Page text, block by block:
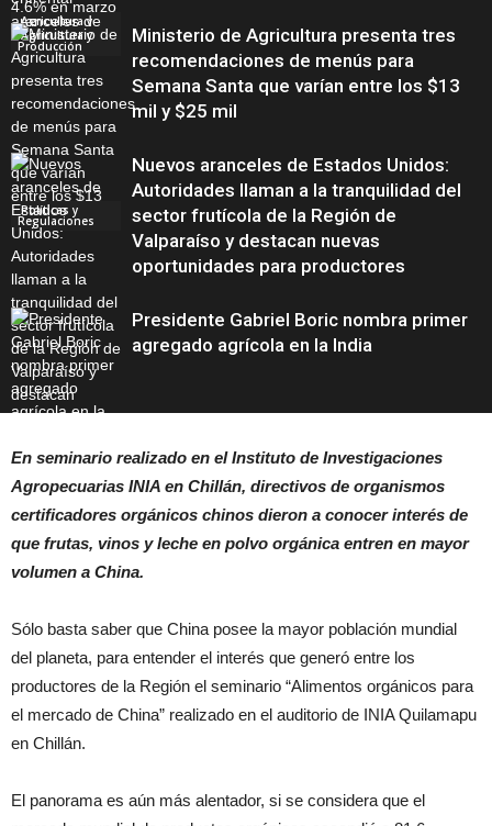
Agricultura y
Producción
Agricultura y
Producción
Políticas y
Regulaciones
Ministerio de Agricultura presenta tres
recomendaciones de menús para
Semana Santa que varían entre los $13
mil y $25 mil
Actualidad
Nuevos aranceles de Estados Unidos:
Autoridades llaman a la tranquilidad del
sector frutícola de la Región de
Valparaíso y destacan nuevas
oportunidades para productores
Presidente Gabriel Boric nombra primer
agregado agrícola en la India
En seminario realizado en el Instituto de Investigaciones
Agropecuarias INIA en Chillán, directivos de organismos
certificadores orgánicos chinos dieron a conocer interés de
que frutas, vinos y leche en polvo orgánica entren en mayor
volumen a China.
Sólo basta saber que China posee la mayor población mundial
del planeta, para entender el interés que generó entre los
productores de la Región el seminario “Alimentos orgánicos para
el mercado de China” realizado en el auditorio de INIA Quilamapu
en Chillán.
El panorama es aún más alentador, si se considera que el